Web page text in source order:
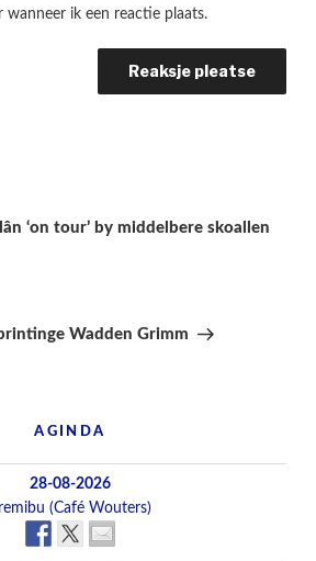
wanneer ik een reactie plaats.
‘on tour’ by middelbere skoallen
Wadden Grimm
AGINDA
28-08-2026
(Café Wouters)